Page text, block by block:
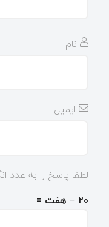
نام
ایمیل
لطفا پاسخ را به عدد
۲۰ − هفت =